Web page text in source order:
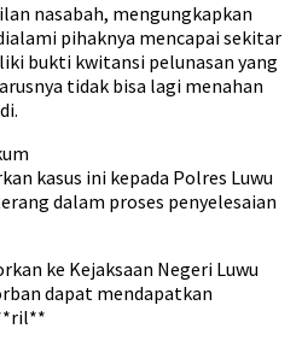
nasabah, mengungkapkan
pihaknya mencapai sekitar
bukti kwitansi pelunasan yang
tidak bisa lagi menahan
kasus ini kepada Polres Luwu
dalam proses penyelesaian
ke Kejaksaan Negeri Luwu
dapat mendapatkan